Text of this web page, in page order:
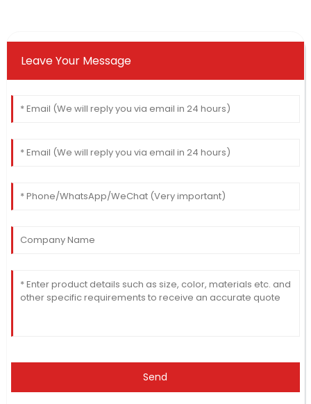
Leave Your Message
Send